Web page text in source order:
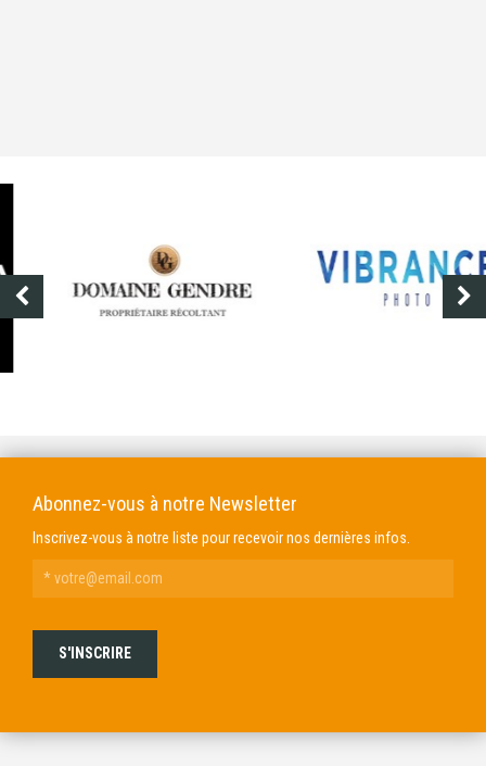
Abonnez-vous à notre Newsletter
Inscrivez-vous à notre liste pour recevoir nos dernières infos.